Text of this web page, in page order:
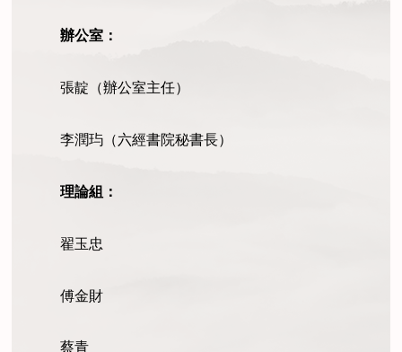
辦公室：
張靛（辦公室主任）
李潤玙（六經書院秘書長）
理論組：
翟玉忠
傅金財
蔡青